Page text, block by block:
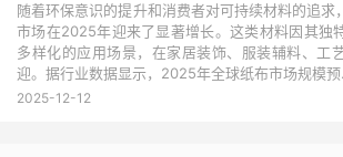
随着环保意识的提升和消费者对可持续材料的追求
市场在2025年迎来了显著增长。这类材料因其独
多样化的应用场景，在家居装饰、服装辅料、工
迎。据行业数据显示，2025年全球纸布市场规模预
2025-12-12